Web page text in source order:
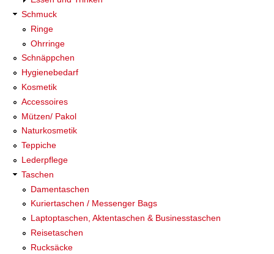
Schmuck
Ringe
Ohrringe
Schnäppchen
Hygienebedarf
Kosmetik
Accessoires
Mützen/ Pakol
Naturkosmetik
Teppiche
Lederpflege
Taschen
Damentaschen
Kuriertaschen / Messenger Bags
Laptoptaschen, Aktentaschen & Businesstaschen
Reisetaschen
Rucksäcke